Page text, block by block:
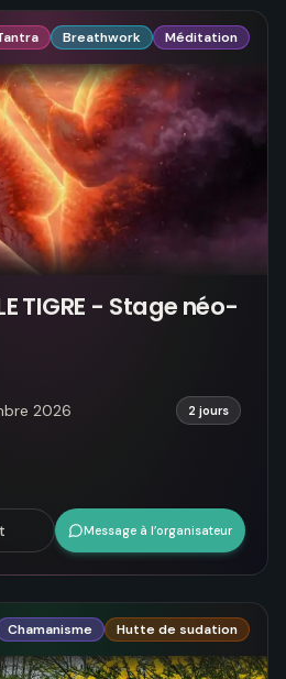
Breathwork Méditation
TIGRE - Stage néo-
2026 2 jours
Message à l’organisateur
Chamanisme Hutte de sudation